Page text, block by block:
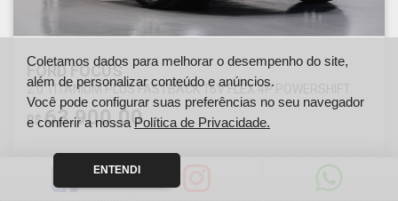
FORD FOCUS
2.0 TITANIUM PLUS FASTBACK 16V FLEX 4P POWERSHIFT
R$63.900,00
Ano
2018
Coletamos dados para melhorar o desempenho do site,
além de personalizar conteúdo e anúncios.
Você pode configurar suas preferências no seu navegador
e conferir a nossa Política de Privacidade.
ENTENDI